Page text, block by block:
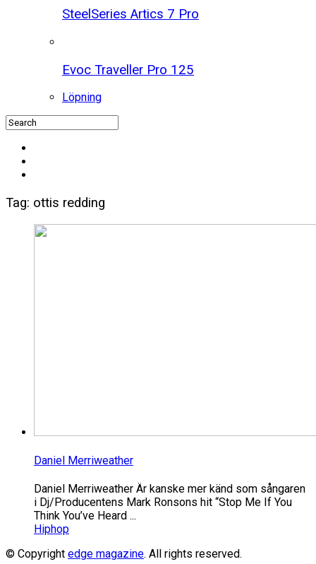
SteelSeries Artics 7 Pro
Evoc Traveller Pro 125
Löpning
Tag: ottis redding
Daniel Merriweather
Daniel Merriweather Är kanske mer känd som sångaren
i Dj/Producentens Mark Ronsons hit “Stop Me If You
Think You’ve Heard ...
Hiphop
© Copyright edge magazine. All rights reserved.